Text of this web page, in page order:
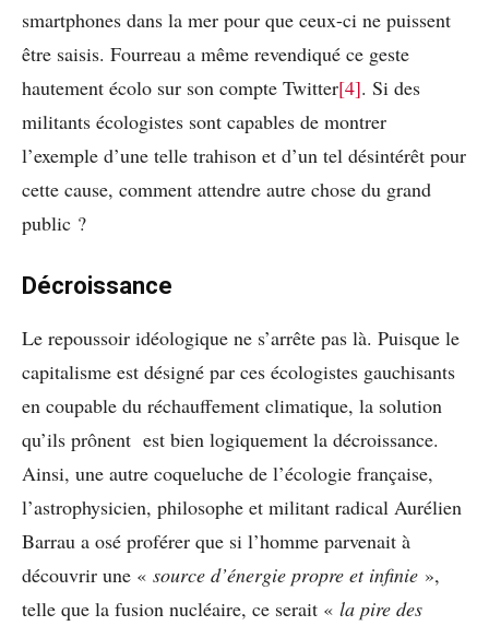
smartphones dans la mer pour que ceux-ci ne puissent
être saisis. Fourreau a même revendiqué ce geste
hautement écolo sur son compte Twitter[4]. Si des
militants écologistes sont capables de montrer
l’exemple d’une telle trahison et d’un tel désintérêt pour
cette cause, comment attendre autre chose du grand
public ?
Décroissance
Le repoussoir idéologique ne s’arrête pas là. Puisque le
capitalisme est désigné par ces écologistes gauchisants
en coupable du réchauffement climatique, la solution
qu’ils prônent est bien logiquement la décroissance.
Ainsi, une autre coqueluche de l’écologie française,
l’astrophysicien, philosophe et militant radical Aurélien
Barrau a osé proférer que si l’homme parvenait à
découvrir une « source d’énergie propre et infinie »,
telle que la fusion nucléaire, ce serait « la pire des